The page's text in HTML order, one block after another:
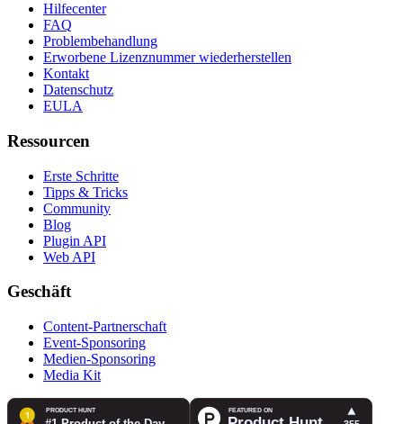
Hilfecenter
FAQ
Problembehandlung
Erworbene Lizenznummer wiederherstellen
Kontakt
Datenschutz
EULA
Ressourcen
Erste Schritte
Tipps & Tricks
Community
Blog
Plugin API
Web API
Geschäft
Content-Partnerschaft
Event-Sponsoring
Medien-Sponsoring
Media Kit